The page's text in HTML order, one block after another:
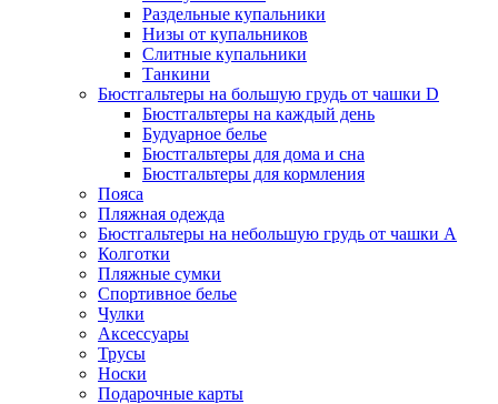
Раздельные купальники
Низы от купальников
Слитные купальники
Танкини
Бюстгальтеры на большую грудь от чашки D
Бюстгальтеры на каждый день
Будуарное белье
Бюстгальтеры для дома и сна
Бюстгальтеры для кормления
Пояса
Пляжная одежда
Бюстгальтеры на небольшую грудь от чашки А
Колготки
Пляжные сумки
Спортивное белье
Чулки
Аксессуары
Трусы
Носки
Подарочные карты